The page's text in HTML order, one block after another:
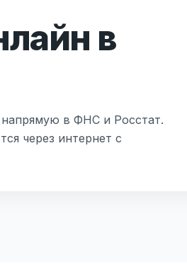
в
напрямую в ФНС и Росстат.
через интернет с